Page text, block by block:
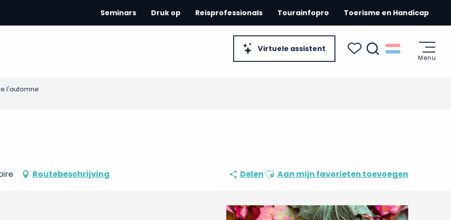
Virtuele assistent
Seminars Druk op Reisprofessionals Tourainfopro Toerisme en Handicap
Menu
l'automne
Routebeschrijving DelenAjouter aux favoris
Aan mijn favorieten toevoegen